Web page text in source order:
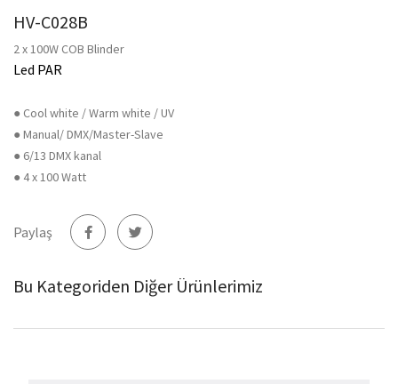
HV-C028B
2 x 100W COB Blinder
Led PAR
● Cool white / Warm white / UV
● Manual/ DMX/Master-Slave
● 6/13 DMX kanal
● 4 x 100 Watt
Paylaş
Bu Kategoriden Diğer Ürünlerimiz